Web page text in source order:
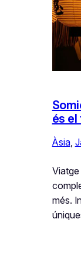
és el
Àsia,
més.